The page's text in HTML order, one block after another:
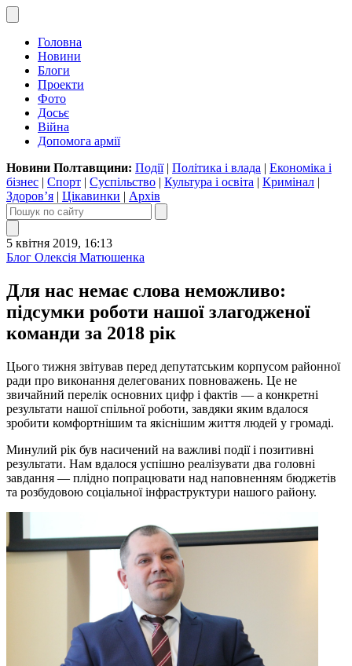
Головна
Новини
Блоги
Проекти
Фото
Досьє
Війна
Допомога армії
Новини Полтавщини: Події| Політика і влада | Економіка і
бізнес | Спорт | Суспільство | Культура і освіта | Кримінал |
Здоров’я | Цікавинки | Архів
5 квітня 2019, 16:13
Блог Олексія Матюшенка
Для нас немає слова неможливо:
підсумки роботи нашої злагодженої
команди за 2018 рік
Цього тижня звітував перед депутатським корпусом районної
ради про виконання делегованих повноважень. Це не
звичайний перелік основних цифр і фактів — а конкретні
результати нашої спільної роботи, завдяки яким вдалося
зробити комфортнішим та якіснішим життя людей у громаді.
Минулий рік був насичений на важливі події і позитивні
результати. Нам вдалося успішно реалізувати два головні
завдання — плідно попрацювати над наповненням бюджетів
та розбудовою соціальної інфраструктури нашого району.